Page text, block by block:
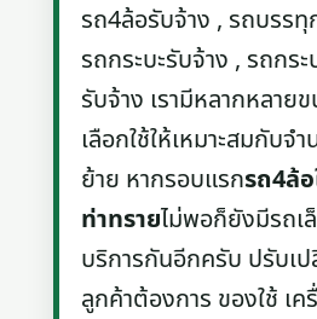
รถ4ล้อรับจ้าง , รถบรร
รถกระบะรับจ้าง , รถกร
รับจ้าง เรามีหลากหลาย
เลือกใช้ให้เหมาะสมกับจ
ย้าย หากรอบแรกรถ4ล้
ท่าทรายไม่พอก็ยังมีรถเ
บริการกันอีกครับ ปรับเ
ลูกค้าต้องการ ของใช้ เค